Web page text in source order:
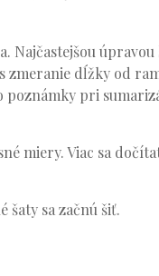
Najčastejšou
dĺžky od
poznámky pri
miery. Viac sa
šaty sa začnú šiť.